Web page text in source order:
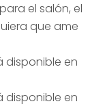
el salón, el
que ame
disponible en
disponible en